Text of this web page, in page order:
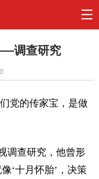
调查研究
党的传家宝，是做
调查研究，他曾形
‘十月怀胎’，决策